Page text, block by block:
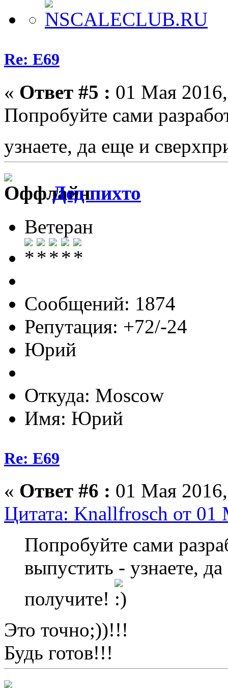
Re: E69
« Ответ #5 : 01 Мая
Попробуйте сами
узнаете, да еще и
Дед пихто
Ветеран
Сообщений: 1874
Репутация: +72/-24
Юрий
Откуда: Moscow
Имя: Юрий
Re: E69
« Ответ #6 : 01 Мая
Цитата: Knallfrosch от
Попробуйте сами
выпустить - узнаете,
получите!
Это точно;))!!!
Будь готов!!!